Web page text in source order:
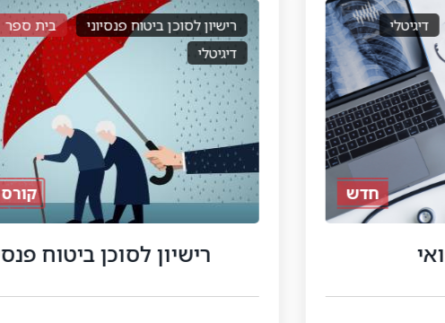
חדש קורס דיגיטלי
רישיון לסוכן ביטוח פנסיוני
בית ספר
דיגיטלי
רישיון לסוכן ביטוח פנסיוני